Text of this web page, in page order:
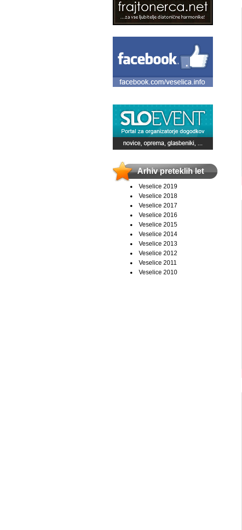
Arhiv preteklih let
Veselice 2019
Veselice 2018
Veselice 2017
Veselice 2016
Veselice 2015
Veselice 2014
Veselice 2013
Veselice 2012
Veselice 2011
Veselice 2010